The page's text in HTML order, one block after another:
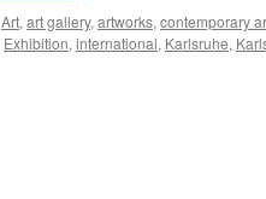
Art, art gallery, artworks, contemporary
Exhibition, international, Karlsruhe,